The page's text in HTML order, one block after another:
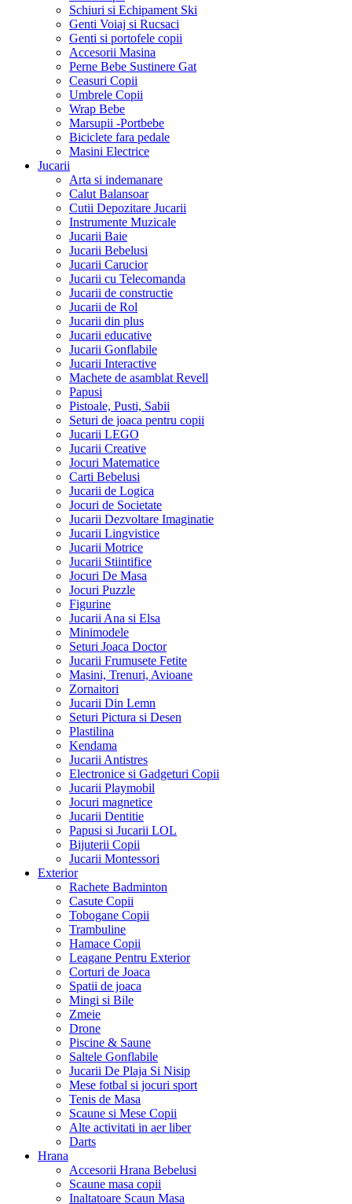
Schiuri si Echipament Ski
Genti Voiaj si Rucsaci
Genti si portofele copii
Accesorii Masina
Perne Bebe Sustinere Gat
Ceasuri Copii
Umbrele Copii
Wrap Bebe
Marsupii -Portbebe
Biciclete fara pedale
Masini Electrice
Jucarii
Arta si indemanare
Calut Balansoar
Cutii Depozitare Jucarii
Instrumente Muzicale
Jucarii Baie
Jucarii Bebelusi
Jucarii Carucior
Jucarii cu Telecomanda
Jucarii de constructie
Jucarii de Rol
Jucarii din plus
Jucarii educative
Jucarii Gonflabile
Jucarii Interactive
Machete de asamblat Revell
Papusi
Pistoale, Pusti, Sabii
Seturi de joaca pentru copii
Jucarii LEGO
Jucarii Creative
Jocuri Matematice
Carti Bebelusi
Jucarii de Logica
Jocuri de Societate
Jucarii Dezvoltare Imaginatie
Jucarii Lingvistice
Jucarii Motrice
Jucarii Stiintifice
Jocuri De Masa
Jocuri Puzzle
Figurine
Jucarii Ana si Elsa
Minimodele
Seturi Joaca Doctor
Jucarii Frumusete Fetite
Masini, Trenuri, Avioane
Zornaitori
Jucarii Din Lemn
Seturi Pictura si Desen
Plastilina
Kendama
Jucarii Antistres
Electronice si Gadgeturi Copii
Jucarii Playmobil
Jocuri magnetice
Jucarii Dentitie
Papusi si Jucarii LOL
Bijuterii Copii
Jucarii Montessori
Exterior
Rachete Badminton
Casute Copii
Tobogane Copii
Trambuline
Hamace Copii
Leagane Pentru Exterior
Corturi de Joaca
Spatii de joaca
Mingi si Bile
Zmeie
Drone
Piscine & Saune
Saltele Gonflabile
Jucarii De Plaja Si Nisip
Mese fotbal si jocuri sport
Tenis de Masa
Scaune si Mese Copii
Alte activitati in aer liber
Darts
Hrana
Accesorii Hrana Bebelusi
Scaune masa copii
Inaltatoare Scaun Masa